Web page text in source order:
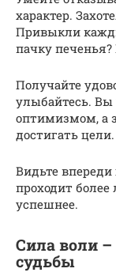
характер.
Привыкли
пачку
Получайте
улыбайтесь. Вы
оптимизмом, а
достигать цели.
Видьте
проходит более
успешнее.
Сила воли
судьбы